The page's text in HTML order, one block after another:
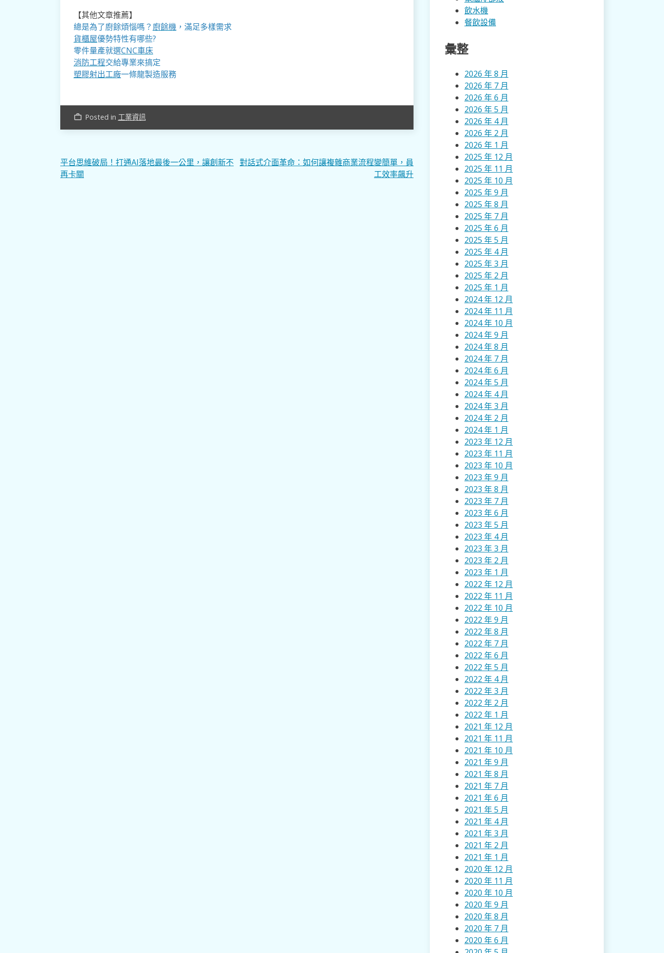
【其他文章推薦】
總是為了廚餘煩惱嗎？ 廚餘機，滿足多樣需求
貨櫃屋優勢特性有哪些?
零件量產就選CNC車床
消防工程交給專業來搞定
塑膠射出工廠一條龍製造服務
work_outline Posted in 工業資訊
文
章
平台思維破局！打通AI落地最後一公里，讓創新不
再卡關
對話式介面革命：如何讓複雜商業流程變簡單，員
工效率飆升
飲水機
餐飲設備
彙整
2026 年 8 月
2026 年 7 月
2026 年 6 月
2026 年 5 月
2026 年 4 月
2026 年 2 月
2026 年 1 月
2025 年 12 月
2025 年 11 月
2025 年 10 月
2025 年 9 月
2025 年 8 月
2025 年 7 月
2025 年 6 月
2025 年 5 月
2025 年 4 月
2025 年 3 月
2025 年 2 月
2025 年 1 月
2024 年 12 月
2024 年 11 月
2024 年 10 月
2024 年 9 月
2024 年 8 月
2024 年 7 月
2024 年 6 月
2024 年 5 月
2024 年 4 月
2024 年 3 月
2024 年 2 月
2024 年 1 月
2023 年 12 月
2023 年 11 月
2023 年 10 月
2023 年 9 月
2023 年 8 月
2023 年 7 月
2023 年 6 月
2023 年 5 月
2023 年 4 月
2023 年 3 月
2023 年 2 月
2023 年 1 月
2022 年 12 月
2022 年 11 月
2022 年 10 月
2022 年 9 月
2022 年 8 月
2022 年 7 月
2022 年 6 月
2022 年 5 月
2022 年 4 月
2022 年 3 月
2022 年 2 月
2022 年 1 月
2021 年 12 月
2021 年 11 月
2021 年 10 月
2021 年 9 月
2021 年 8 月
2021 年 7 月
2021 年 6 月
2021 年 5 月
2021 年 4 月
2021 年 3 月
2021 年 2 月
2021 年 1 月
2020 年 12 月
2020 年 11 月
2020 年 10 月
2020 年 9 月
2020 年 8 月
2020 年 7 月
2020 年 6 月